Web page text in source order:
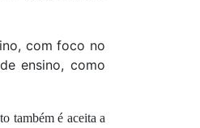
com foco no
ensino, como
também é aceita a